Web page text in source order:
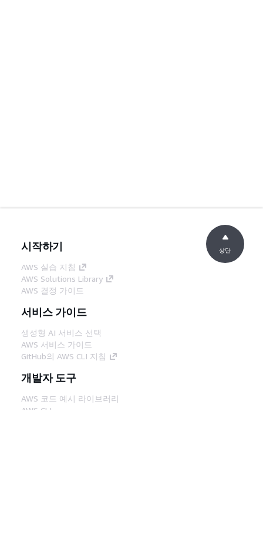
시작하기
AWS 실습 지침
AWS Solutions Library
AWS 결정 가이드
서비스 가이드
생성형 AI 서비스 선택
AWS 서비스 가이드
GitHub의 AWS CLI 지침
개발자 도구
AWS 코드 예시 라이브러리
AWS CLI
상단